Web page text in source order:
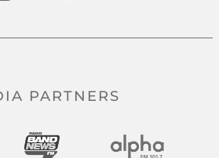
PARTNERS